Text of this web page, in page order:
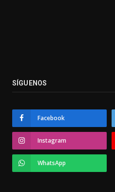
SÍGUENOS
Facebook
Instagram
WhatsApp